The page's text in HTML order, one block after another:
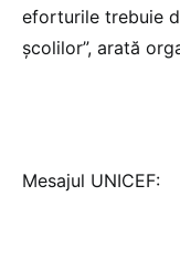
eforturile trebuie
școlilor”, arată
Mesajul UNICEF: